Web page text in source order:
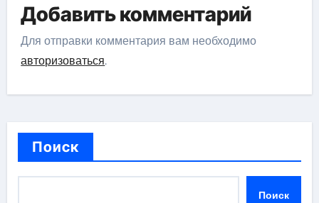
Добавить комментарий
Для отправки комментария вам необходимо
авторизоваться.
Поиск
Поиск